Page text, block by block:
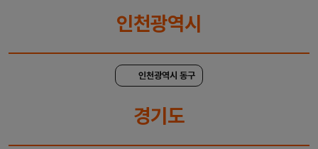
인천광역시
인천광역시 동구
경기도